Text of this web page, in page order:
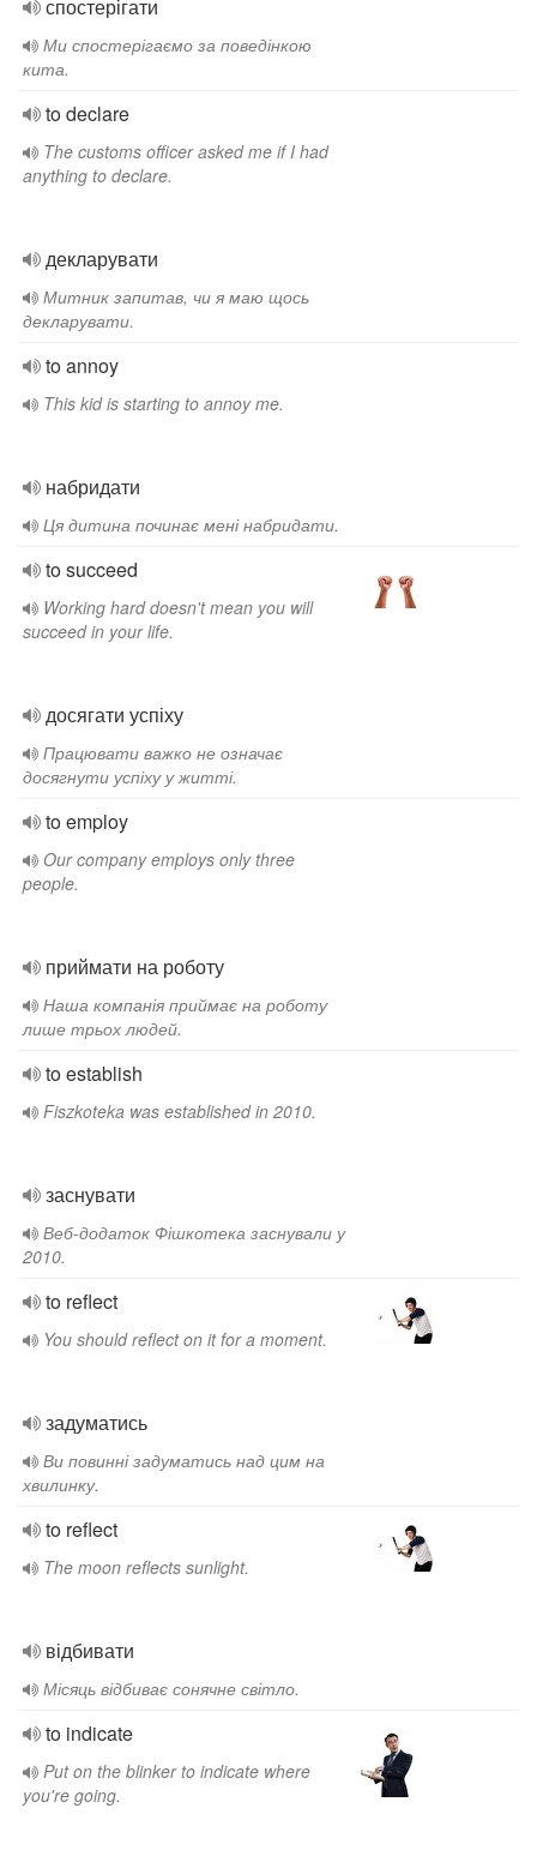
спостерігати
Ми спостерігаємо за поведінкою
кита.
to declare
The customs officer asked me if I had
anything to declare.
декларувати
Митник запитав, чи я маю щось
декларувати.
to annoy
This kid is starting to annoy me.
набридати
Ця дитина починає мені набридати.
to succeed
Working hard doesn't mean you will
succeed in your life.
досягати успіху
Працювати важко не означає
досягнути успіху у житті.
to employ
Our company employs only three
people.
приймати на роботу
Наша компанія приймає на роботу
лише трьох людей.
to establish
Fiszkoteka was established in 2010.
заснувати
Веб-додаток Фішкотека заснували у
2010.
to reflect
You should reflect on it for a moment.
задуматись
Ви повинні задуматись над цим на
хвилинку.
to reflect
The moon reflects sunlight.
відбивати
Місяць відбиває сонячне світло.
to indicate
Put on the blinker to indicate where
you're going.